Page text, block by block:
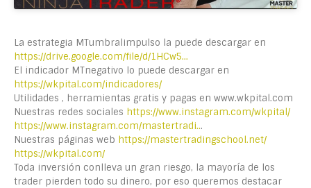
La estrategia MTumbralimpulso la puede descargar en
https://drive.google.com/file/d/1HCw5…
El indicador MTnegativo lo puede descargar en
https://wkpital.com/indicadores/
Utilidades , herramientas gratis y pagas en www.wkpital.com
Nuestras redes sociales https://www.instagram.com/wkpital/
https://www.instagram.com/mastertradi...
Nuestras páginas web https://mastertradingschool.net/
https://wkpital.com/
Toda inversión conlleva un gran riesgo, la mayoría de los
trader pierden todo su dinero, por eso queremos destacar